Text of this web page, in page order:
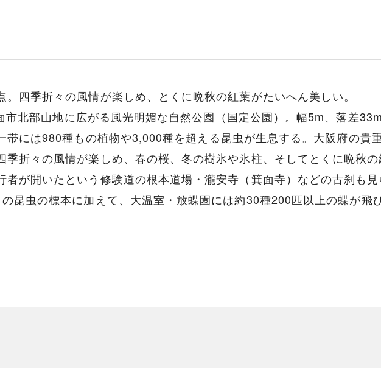
四季折々の風情が楽しめ、とくに晩秋の紅葉がたいへん美しい。
北部山地に広がる風光明媚な自然公園（国定公園）。幅5m、落差
帯には980種もの植物や3,000種を超える昆虫が生息する。大阪府の貴
季折々の風情が楽しめ、春の桜、冬の樹氷や氷柱、そしてとくに晩秋
者が開いたという修験道の根本道場・瀧安寺（箕面寺）などの古刹も
昆虫の標本に加えて、大温室・放蝶園には約30種200匹以上の蝶が飛